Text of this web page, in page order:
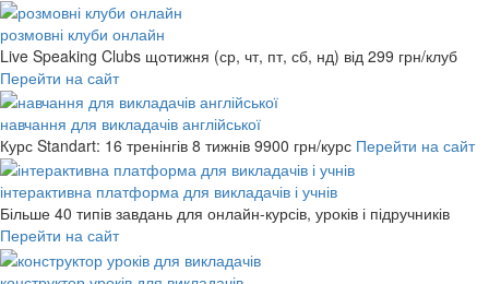
розмовні клуби онлайн
Live Speaking Clubs щотижня (ср, чт, пт, сб, нд) від 299 грн/клуб
Перейти на сайт
навчання для викладачів англійської
Курс Standart: 16 тренінгів 8 тижнів 9900 грн/курс Перейти на сайт
інтерактивна платформа для викладачів і учнів
Більше 40 типів завдань для онлайн-курсів, уроків і підручників
Перейти на сайт